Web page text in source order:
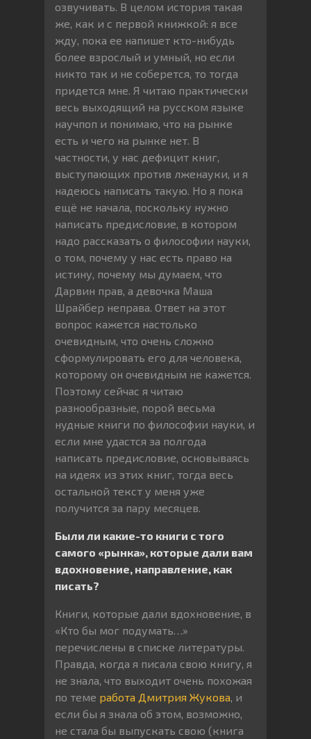
озвучивать. В целом история такая
же, как и с первой книжкой: я все
жду, пока ее напишет кто-нибудь
более взрослый и умный, но если
никто так и не соберется, то тогда
придется мне. Я читаю практически
весь выходящий на русском языке
научпоп и понимаю, что на рынке
есть и чего на рынке нет. В
частности, у нас дефицит книг,
выступающих против лженауки, и я
надеюсь написать такую. Но я пока
ещё не начала, поскольку нужно
написать предисловие, в котором
надо рассказать о философии науки,
о том, почему у нас есть право на
истину, почему мы думаем, что
Дарвин прав, а девочка Маша
Шрайбер неправа. Ответ на этот
вопрос кажется настолько
очевидным, что очень сложно
сформулировать его для человека,
которому он очевидным не кажется.
Поэтому сейчас я читаю
разнообразные, порой весьма
нудные книги по философии науки, и
если мне удастся за полгода
написать предисловие, основываясь
на идеях из этих книг, тогда весь
остальной текст у меня уже
получится за пару месяцев.
Были ли какие-то книги с того
самого «рынка», которые дали вам
вдохновение, направление, как
писать?
Книги, которые дали вдохновение, в
«Кто бы мог подумать…»
перечислены в списке литературы.
Правда, когда я писала свою книгу, я
не знала, что выходит очень похожая
по теме работа Дмитрия Жукова, и
если бы я знала об этом, возможно,
не стала бы выпускать свою (книга